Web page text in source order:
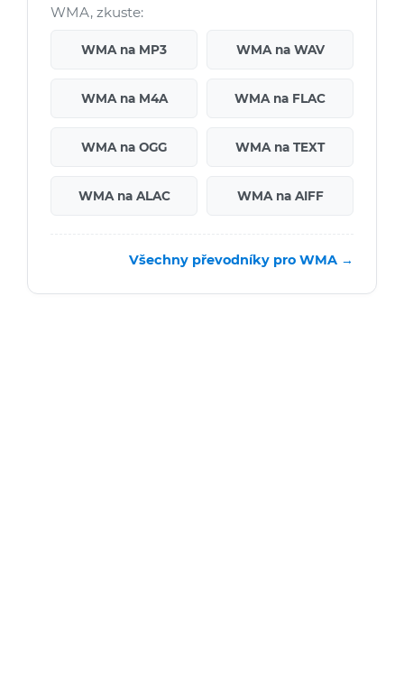
WMA, zkuste:
WMA na MP3 WMA na WAV
WMA na M4A WMA na FLAC
WMA na OGG WMA na TEXT
WMA na ALAC WMA na AIFF
Všechny převodníky pro WMA →